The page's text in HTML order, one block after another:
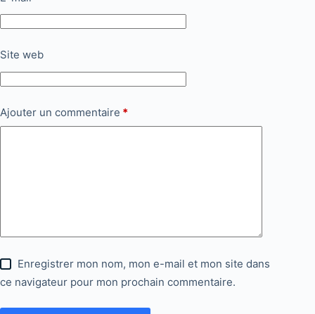
Site web
Ajouter un commentaire *
Enregistrer mon nom, mon e-mail et mon site dans
ce navigateur pour mon prochain commentaire.